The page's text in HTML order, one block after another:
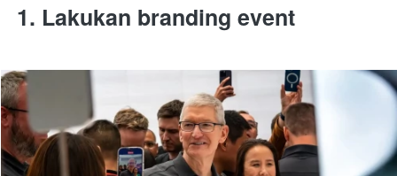
1. Lakukan branding event